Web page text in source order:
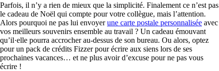
Parfois, il n’y a rien de mieux que la simplicité. Finalement ce n’est pas
le cadeau de Noël qui compte pour votre collègue, mais l’attention.
Alors pourquoi ne pas lui envoyerune carte postale personnalisée avec
vos meilleurs souvenirs ensemble au travail ? Un cadeau émouvant
qu’il·elle pourra accrocher au-dessus de son bureau. Ou alors, optez
pour un pack de crédits Fizzer pour écrire aux siens lors de ses
prochaines vacances… et ne plus avoir d’excuse pour ne pas vous
écrire !